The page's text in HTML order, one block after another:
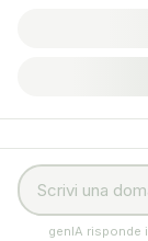
genIA